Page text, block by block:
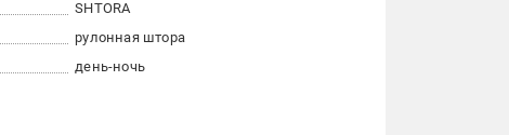
SHTORA
рулонная штора
день-ночь